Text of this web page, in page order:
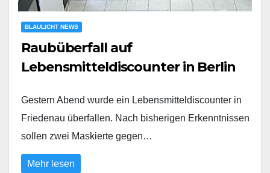
BLAULICHT NEWS
Raubüberfall auf
Lebensmitteldiscounter in Berlin
Gestern Abend wurde ein Lebensmitteldiscounter in
Friedenau überfallen. Nach bisherigen Erkenntnissen
sollen zwei Maskierte gegen…
Mehr lesen